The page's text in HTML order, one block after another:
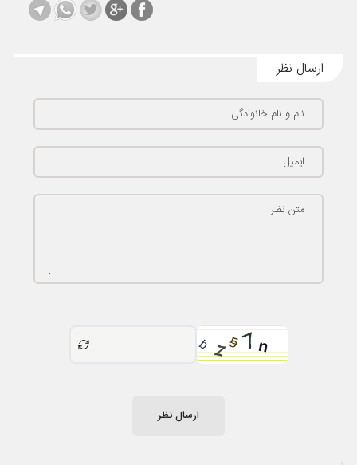
ارسال نظر
نام و نام خانوادگی
ایمیل
متن نظر
ارسال نظر